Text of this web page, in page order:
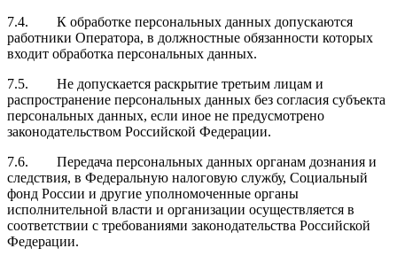
7.4. К обработке персональных данных допускаются
работники Оператора, в должностные обязанности которых
входит обработка персональных данных.
7.5. Не допускается раскрытие третьим лицам и
распространение персональных данных без согласия субъекта
персональных данных, если иное не предусмотрено
законодательством Российской Федерации.
7.6. Передача персональных данных органам дознания и
следствия, в Федеральную налоговую службу, Социальный
фонд России и другие уполномоченные органы
исполнительной власти и организации осуществляется в
соответствии с требованиями законодательства Российской
Федерации.